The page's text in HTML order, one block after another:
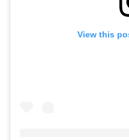
View this